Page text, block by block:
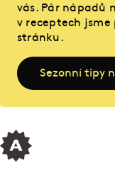
vás. Pár nápadů
v receptech jsme
stránku.
Sezonní tipy